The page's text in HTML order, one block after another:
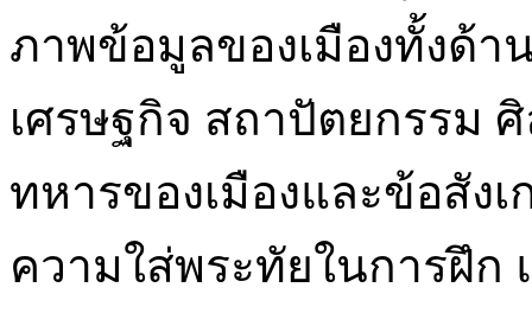
ภาพข้อมูลของเมืองทั้งด้า
เศรษฐกิจ สถาปัตยกรรม
ทหารของเมืองและข้อสัง
ความใส่พระทัยในการฝึก